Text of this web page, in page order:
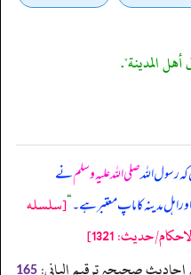
المدينة".
رسول اللہصلی اللہ علیہ وسلمنے
اہل مدینہ کا ماپ معتبر ہے۔“[سلسله
حدیث: 1321]
165